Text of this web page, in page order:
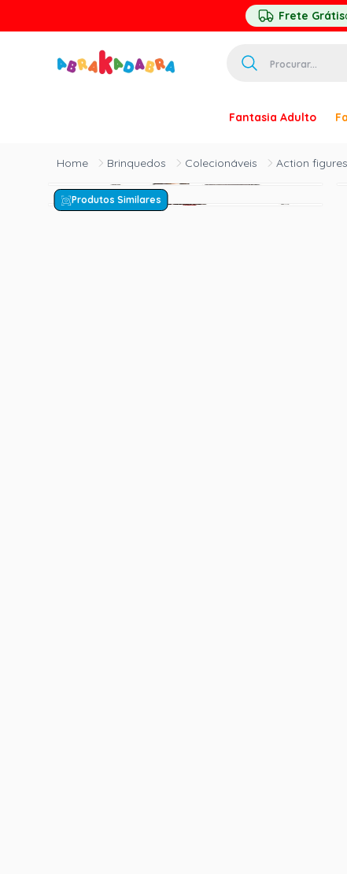
Frete Grátis
Fantasia Adulto
Brinquedos Colecionáveis Action figures
Produtos Similares
princesa